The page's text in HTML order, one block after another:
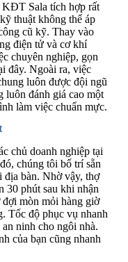
KĐT Sala tích hợp rất
thuật không thể áp
cũ kỹ. Thay vào
điện tử và cơ khí
chuyên nghiệp, gọn
đây. Ngoài ra, việc
luôn được đội ngũ
luôn đánh giá cao một
làm việc chuẩn mực.
chủ doanh nghiệp tại
chúng tôi bố trí sẵn
địa bàn. Nhờ vậy, thợ
30 phút sau khi nhận
mòn mỏi hàng giờ
Tốc độ phục vụ nhanh
ninh cho ngôi nhà.
của bạn cũng nhanh